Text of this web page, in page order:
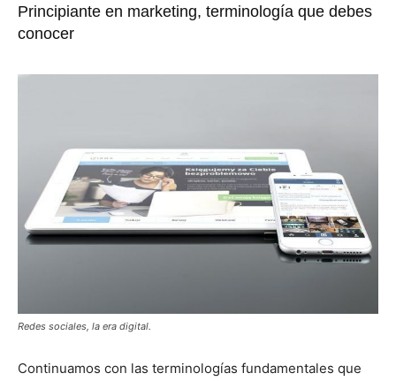
Principiante en marketing, terminología que debes
conocer
Redes sociales, la era digital.
Continuamos con las terminologías fundamentales que